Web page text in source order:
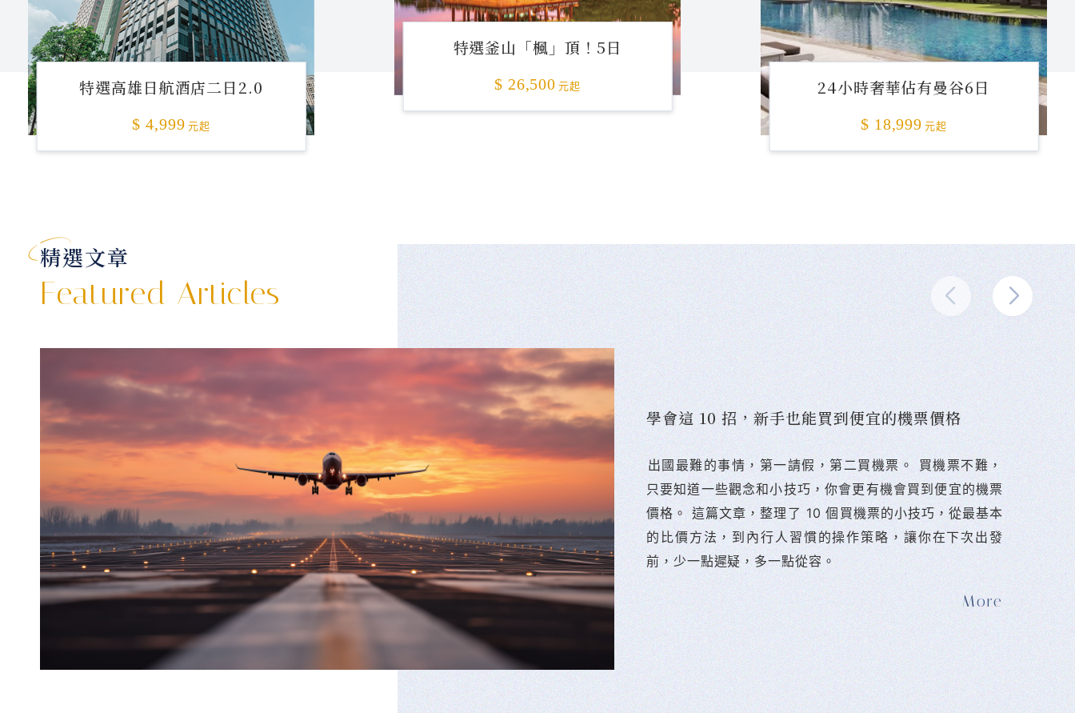
特選高雄日航酒店二日2.0
$ 4,999 元起
特選釜山「楓」頂！5日
$ 26,500 元起 24小時奢華佔有曼谷6日
$ 18,999 元起
精選文章
Featured Articles
學會這 10 招，新手也能買到便宜的機票價格
󠀠出國最難的事情，第一請假，第二買機票。 󠀠買機票不難，
只要知道一些觀念和小技巧，你會更有機會買到便宜的機票
價格。 這篇文章，整理了 10 個買機票的小技巧，從最基本
的比價方法，到內行人習慣的操作策略，讓你在下次出發
前，少一點遲疑，多一點從容。